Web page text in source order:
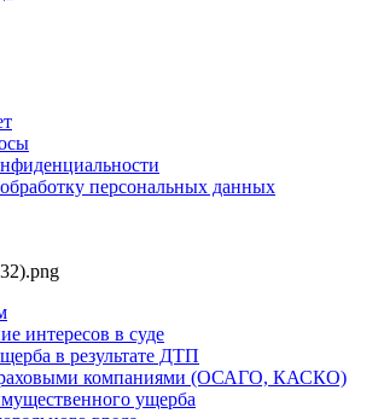
персональных данных
интересов в суде
в результате ДТП
компаниями (ОСАГО, КАСКО)
ущерба